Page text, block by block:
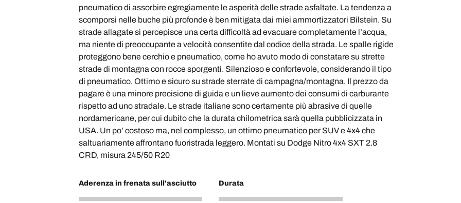
pneumatico di assorbire egregiamente le asperità delle strade asfaltate. La tendenza a
scomporsi nelle buche più profonde è ben mitigata dai miei ammortizzatori Bilstein. Su
strade allagate si percepisce una certa difficoltà ad evacuare completamente l’acqua,
ma niente di preoccupante a velocità consentite dal codice della strada. Le spalle rigide
proteggono bene cerchio e pneumatico, come ho avuto modo di constatare su strette
strade di montagna con rocce sporgenti. Silenzioso e confortevole, considerando il tipo
di pneumatico. Ottimo e sicuro su strade sterrate di campagna/montagna. Il prezzo da
pagare è una minore precisione di guida e un lieve aumento dei consumi di carburante
rispetto ad uno stradale. Le strade italiane sono certamente più abrasive di quelle
nordamericane, per cui dubito che la durata chilometrica sarà quella pubblicizzata in
USA. Un po’ costoso ma, nel complesso, un ottimo pneumatico per SUV e 4x4 che
saltuariamente affrontano fuoristrada leggero. Montati su Dodge Nitro 4x4 SXT 2.8
CRD, misura 245/50 R20
Aderenza in frenata sull'asciutto Durata